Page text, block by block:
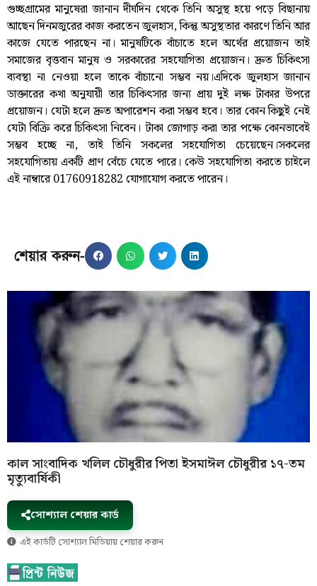
গুচ্ছগ্রামের মানুষেরা জানান দীর্ঘদিন থেকে তিনি অসুস্থ হয়ে পড়ে বিছানায়
আছেন দিনমজুরের কাজ করতেন জুলহাস, কিন্তু অসুস্থতার কারণে তিনি আর
কাজে যেতে পারছেন না। মানুষটিকে বাঁচাতে হলে অর্থের প্রয়োজন তাই
সমাজের বৃত্তবান মানুষ ও সরকারের সহযোগিতা প্রয়োজন। দ্রুত চিকিৎসা
ব্যবস্থা না নেওয়া হলে তাকে বাঁচানো সম্ভব নয়।এদিকে জুলহাস জানান
ডাক্তারের কথা অনুযায়ী তার চিকিৎসার জন্য প্রায় দুই লক্ষ টাকার উপরে
প্রয়োজন। যেটা হলে দ্রুত অপারেশন করা সম্ভব হবে। তার কোন কিছুই নেই
যেটা বিক্রি করে চিকিৎসা নিবেন। টাকা জোগাড় করা তার পক্ষে কোনভাবেই
সম্ভব হচ্ছে না, তাই তিনি সকলের সহযোগিতা চেয়েছেন।সকলের
সহযোগিতায় একটি প্রাণ বেঁচে যেতে পারে। কেউ সহযোগিতা করতে চাইলে
এই নাম্বারে 01760918282 যোগাযোগ করতে পারেন।
শেয়ার করুন-
কাল সাংবাদিক খলিল চৌধুরীর পিতা ইসমাঈল চৌধুরীর ১৭-তম
মৃত্যুবার্ষিকী
সোশ্যাল শেয়ার কার্ড
এই কার্ডটি সোশ্যাল মিডিয়ায় শেয়ার করুন